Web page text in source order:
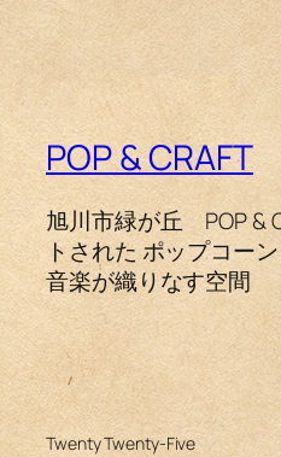
POP & CRAFT
旭川市緑が丘 POP &
トされた ポップコー
音楽が織りなす空間
Twenty Twenty-Five